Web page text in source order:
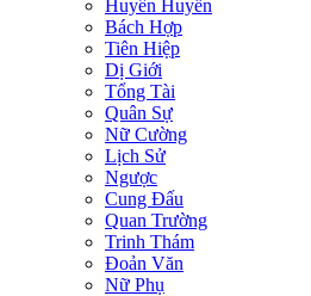
Huyền Huyễn
Bách Hợp
Tiên Hiệp
Dị Giới
Tổng Tài
Quân Sự
Nữ Cường
Lịch Sử
Ngược
Cung Đấu
Quan Trường
Trinh Thám
Đoản Văn
Nữ Phụ